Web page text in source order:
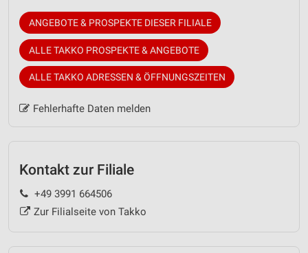
ANGEBOTE & PROSPEKTE DIESER FILIALE
ALLE TAKKO PROSPEKTE & ANGEBOTE
ALLE TAKKO ADRESSEN & ÖFFNUNGSZEITEN
Fehlerhafte Daten melden
Kontakt zur Filiale
+49 3991 664506
Zur Filialseite von Takko